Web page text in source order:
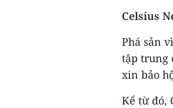
Celsius
Phá sản
tập trung
xin bảo
Kể từ đó,